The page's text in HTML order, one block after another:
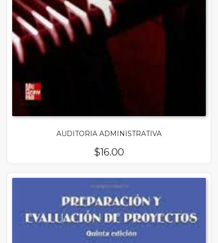
AUDITORIA ADMINISTRATIVA
$16.00